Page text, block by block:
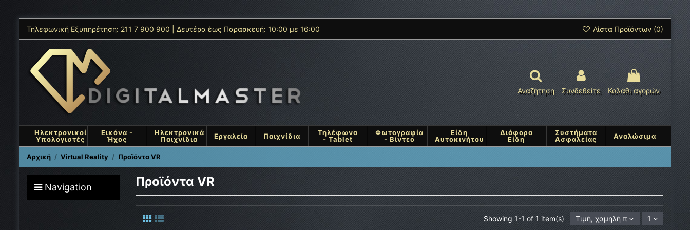
Τηλεφωνική Εξυπηρέτηση: 211 7 900 900 | Δευτέρα έως Παρασκευή: 10:00 με 16:00 Λίστα Προϊόντων (0)
Αναζήτηση Συνδεθείτε Καλάθι αγορών
Ηλεκτρονικοί
Υπολογιστές
Εικόνα -
Ήχος
Ηλεκτρονικά
Παιχνίδια
Εργαλεία Παιχνίδια
Τηλέφωνα
- Tablet
Φωτογραφία
- Βίντεο
Είδη
Αυτοκινήτου
Διάφορα
Είδη
Συστήματα
Ασφαλείας
Αναλώσιμα
Αρχική Virtual Reality Προϊόντα VR
Προϊόντα VR
Showing 1-1 of 1 item(s) Τιμή, χαμηλή προς υψηλή
1
Navigation